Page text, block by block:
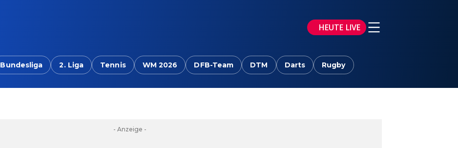
HEUTE LIVE
Bundesliga 2. Liga Tennis WM 2026 DFB-Team DTM Darts Rugby
- Anzeige -